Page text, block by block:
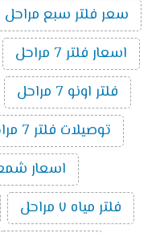
سعر فلتر سبع مراحل
اسعار فلتر 7 مراحل
فلتر اونو 7 مراحل
توصيلات فلتر 7 مراحل
اسعار شمعات
فلتر مياه ٧ مراحل